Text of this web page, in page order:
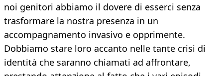
noi genitori abbiamo il dovere di esserci senza
trasformare la nostra presenza in un
accompagnamento invasivo e opprimente.
Dobbiamo stare loro accanto nelle tante crisi di
identità che saranno chiamati ad affrontare,